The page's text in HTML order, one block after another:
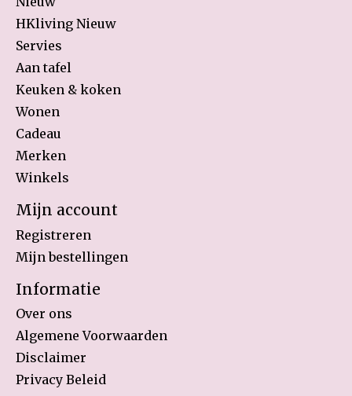
HKliving Nieuw
Servies
Aan tafel
Keuken & koken
Wonen
Cadeau
Merken
Winkels
Mijn account
Registreren
Mijn bestellingen
Informatie
Over ons
Algemene Voorwaarden
Disclaimer
Privacy Beleid